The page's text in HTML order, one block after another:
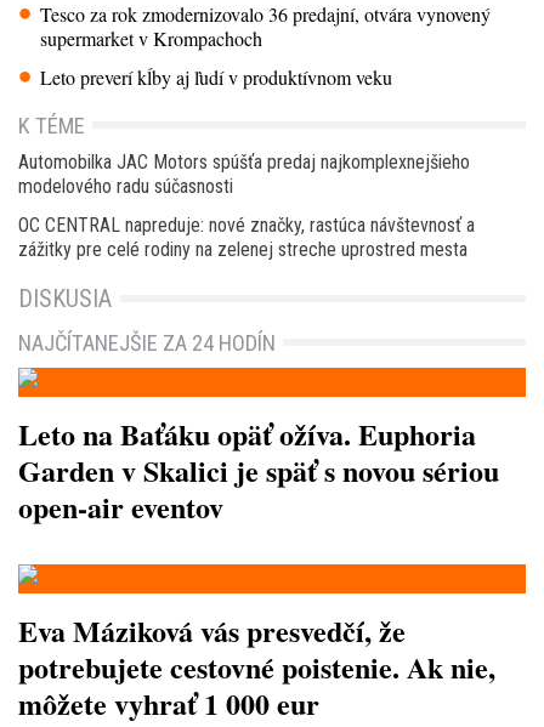
Tesco za rok zmodernizovalo 36 predajní, otvára vynovený
supermarket v Krompachoch
Leto preverí kĺby aj ľudí v produktívnom veku
K TÉME
Automobilka JAC Motors spúšťa predaj najkomplexnejšieho
modelového radu súčasnosti
OC CENTRAL napreduje: nové značky, rastúca návštevnosť a
zážitky pre celé rodiny na zelenej streche uprostred mesta
DISKUSIA
NAJČÍTANEJŠIE ZA 24 HODÍN
Leto na Baťáku opäť ožíva. Euphoria
Garden v Skalici je späť s novou sériou
open-air eventov
Eva Máziková vás presvedčí, že
potrebujete cestovné poistenie. Ak nie,
môžete vyhrať 1 000 eur